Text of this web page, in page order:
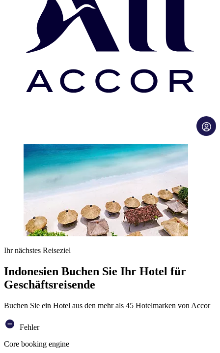
Ihr nächstes Reiseziel
Indonesien Buchen Sie Ihr Hotel für
Geschäftsreisende
Buchen Sie ein Hotel aus den mehr als 45 Hotelmarken von Accor
Fehler
Core booking engine